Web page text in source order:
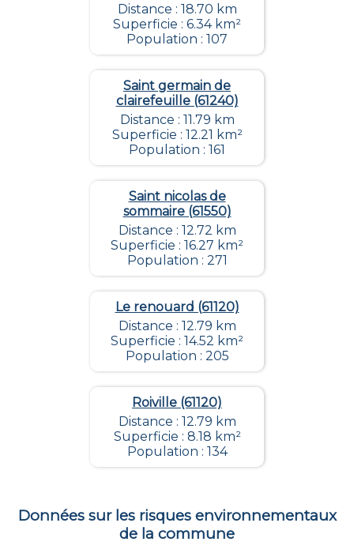
Distance : 18.70 km
Superficie : 6.34 km²
Population : 107
Saint germain de
clairefeuille (61240)
Distance : 11.79 km
Superficie : 12.21 km²
Population : 161
Saint nicolas de
sommaire (61550)
Distance : 12.72 km
Superficie : 16.27 km²
Population : 271
Le renouard (61120)
Distance : 12.79 km
Superficie : 14.52 km²
Population : 205
Roiville (61120)
Distance : 12.79 km
Superficie : 8.18 km²
Population : 134
Données sur les risques environnementaux
de la commune